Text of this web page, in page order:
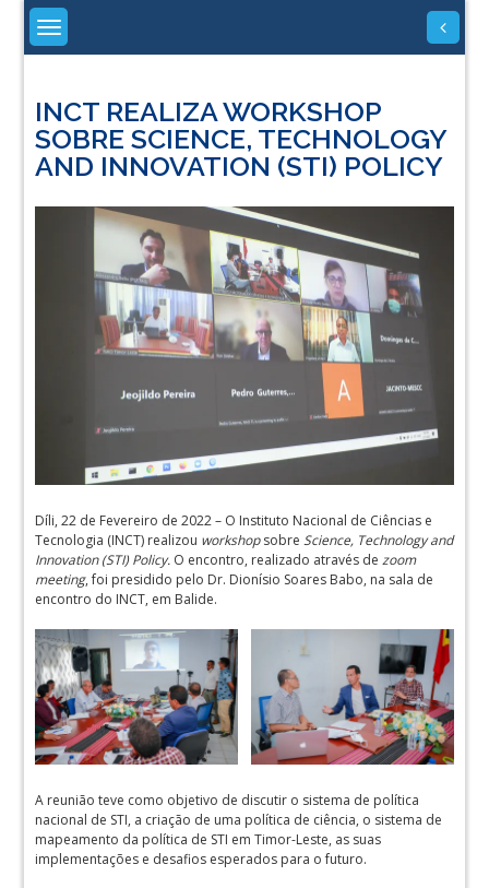
Skip
content
INCT REALIZA WORKSHOP
SOBRE SCIENCE, TECHNOLOGY
AND INNOVATION (STI) POLICY
Díli, 22 de Fevereiro de 2022 – O Instituto Nacional de Ciências e
Tecnologia (INCT) realizou workshopsobreScience, Technology and
Innovation (STI) Policy. O encontro, realizado através dezoom
meeting, foi presidido pelo Dr. Dionísio Soares Babo, na sala de
encontro do INCT, em Balide.
A reunião teve como objetivo de discutir o sistema de política
nacional de STI, a criação de uma política de ciência, o sistema de
mapeamento da política de STI em Timor-Leste, as suas
implementações e desafios esperados para o futuro.